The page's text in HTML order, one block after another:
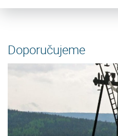
Doporučujeme